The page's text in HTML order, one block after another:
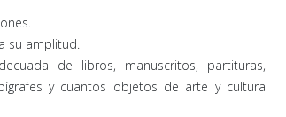
su amplitud.
de libros, manuscritos, partituras,
y cuantos objetos de arte y cultura